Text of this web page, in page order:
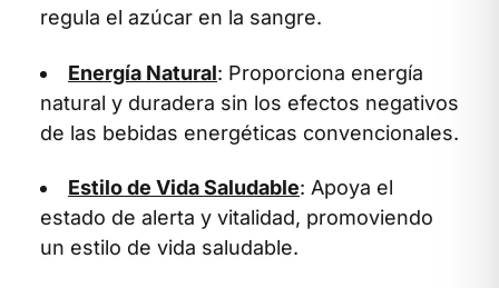
regula el azúcar en la sangre.
Energía Natural: Proporciona energía
natural y duradera sin los efectos negativos
de las bebidas energéticas convencionales.
Estilo de Vida Saludable: Apoya el
estado de alerta y vitalidad, promoviendo
un estilo de vida saludable.